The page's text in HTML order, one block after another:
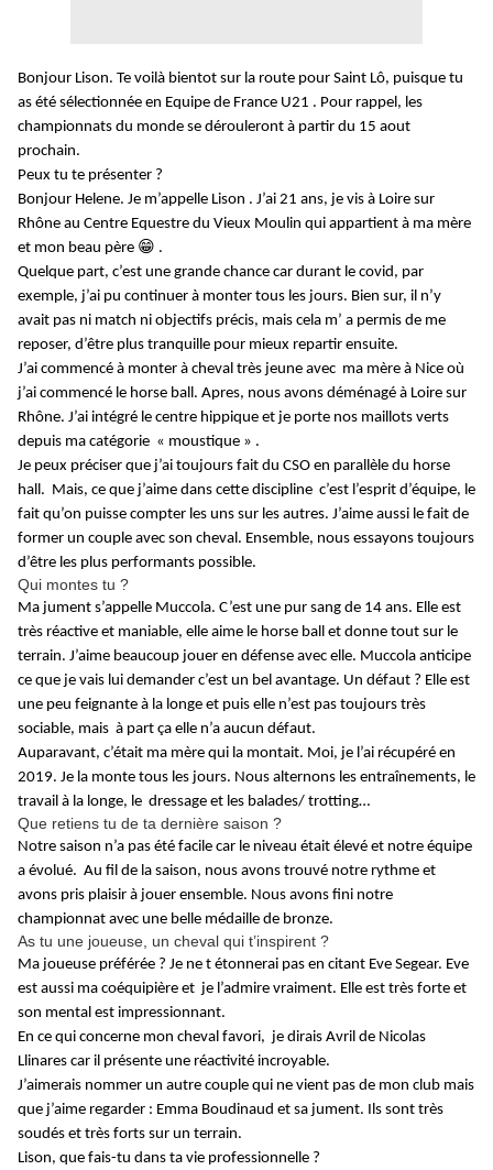
Bonjour Lison. Te voilà bientot sur la route pour Saint Lô, puisque tu
as été sélectionnée en Equipe de France U21 . Pour rappel, les
championnats du monde se dérouleront à partir du 15 aout
prochain.
Peux tu te présenter ?
Bonjour Helene. Je m’appelle Lison . J’ai 21 ans, je vis à Loire sur
Rhône au Centre Equestre du Vieux Moulin qui appartient à ma mère
et mon beau père 😁 .
Quelque part, c’est une grande chance car durant le covid, par
exemple, j’ai pu continuer à monter tous les jours. Bien sur, il n’y
avait pas ni match ni objectifs précis, mais cela m’ a permis de me
reposer, d’être plus tranquille pour mieux repartir ensuite.
J’ai commencé à monter à cheval très jeune avec ma mère à Nice où
j’ai commencé le horse ball. Apres, nous avons déménagé à Loire sur
Rhône. J’ai intégré le centre hippique et je porte nos maillots verts
depuis ma catégorie « moustique » .
Je peux préciser que j’ai toujours fait du CSO en parallèle du horse
hall. Mais, ce que j’aime dans cette discipline c’est l’esprit d’équipe, le
fait qu’on puisse compter les uns sur les autres. J’aime aussi le fait de
former un couple avec son cheval. Ensemble, nous essayons toujours
d’être les plus performants possible.
Qui montes tu ?
Ma jument s’appelle Muccola. C’est une pur sang de 14 ans. Elle est
très réactive et maniable, elle aime le horse ball et donne tout sur le
terrain. J’aime beaucoup jouer en défense avec elle. Muccola anticipe
ce que je vais lui demander c’est un bel avantage. Un défaut ? Elle est
une peu feignante à la longe et puis elle n’est pas toujours très
sociable, mais à part ça elle n’a aucun défaut.
Auparavant, c’était ma mère qui la montait. Moi, je l’ai récupéré en
2019. Je la monte tous les jours. Nous alternons les entraînements, le
travail à la longe, le dressage et les balades/ trotting…
Que retiens tu de ta dernière saison ?
Notre saison n’a pas été facile car le niveau était élevé et notre équipe
a évolué. Au fil de la saison, nous avons trouvé notre rythme et
avons pris plaisir à jouer ensemble. Nous avons fini notre
championnat avec une belle médaille de bronze.
As tu une joueuse, un cheval qui t’inspirent ?
Ma joueuse préférée ? Je ne t étonnerai pas en citant Eve Segear. Eve
est aussi ma coéquipière et je l’admire vraiment. Elle est très forte et
son mental est impressionnant.
En ce qui concerne mon cheval favori, je dirais Avril de Nicolas
Llinares car il présente une réactivité incroyable.
J’aimerais nommer un autre couple qui ne vient pas de mon club mais
que j’aime regarder : Emma Boudinaud et sa jument. Ils sont très
soudés et très forts sur un terrain.
Lison, que fais-tu dans ta vie professionnelle ?